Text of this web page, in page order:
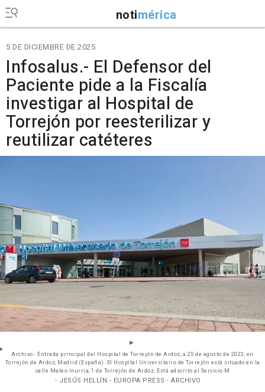
notimérica
5 DE DICIEMBRE DE 2025
Infosalus.- El Defensor del
Paciente pide a la Fiscalía
investigar al Hospital de
Torrejón por reesterilizar y
reutilizar catéteres
Archivo - Entrada principal del Hospital de Torrejón de Ardoz, a 25 de agosto de 2023, en
Torrejón de Ardoz, Madrid (España). El Hospital Universitario de Torrejón está situado en la
calle Mateo Inurria, 1 de Torrejón de Ardoz. Está adscrito al Servicio M
- JESÚS HELLÍN - EUROPA PRESS - ARCHIVO